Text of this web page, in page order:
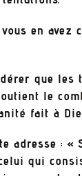
en avez
que les
le
fait à
adresse : «
qui